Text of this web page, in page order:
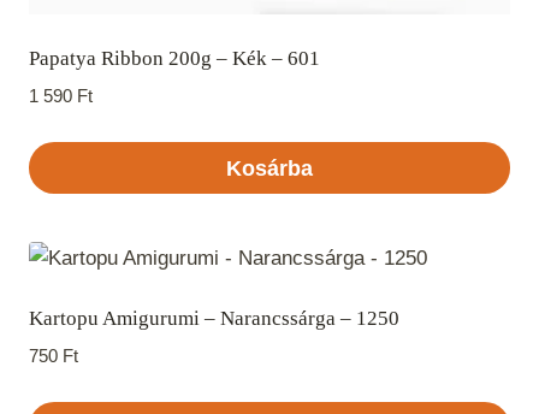
Papatya Ribbon 200g – Kék – 601
1 590 Ft
Kosárba
Kartopu Amigurumi – Narancssárga – 1250
750 Ft